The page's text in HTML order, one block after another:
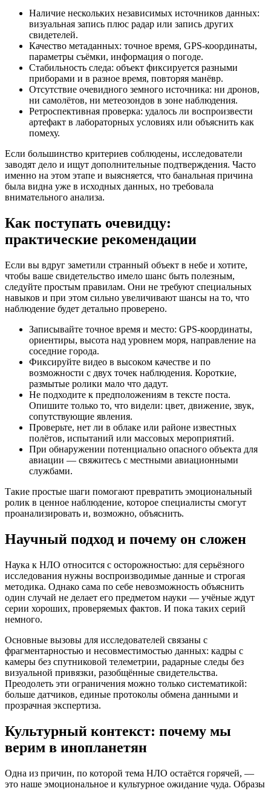
Наличие нескольких независимых источников данных:
визуальная запись плюс радар или запись других
свидетелей.
Качество метаданных: точное время, GPS-координаты,
параметры съёмки, информация о погоде.
Стабильность следа: объект фиксируется разными
приборами и в разное время, повторяя манёвр.
Отсутствие очевидного земного источника: ни дронов,
ни самолётов, ни метеозондов в зоне наблюдения.
Ретроспективная проверка: удалось ли воспроизвести
артефакт в лабораторных условиях или объяснить как
помеху.
Если большинство критериев соблюдены, исследователи
заводят дело и ищут дополнительные подтверждения. Часто
именно на этом этапе и выясняется, что банальная причина
была видна уже в исходных данных, но требовала
внимательного анализа.
Как поступать очевидцу:
практические рекомендации
Если вы вдруг заметили странный объект в небе и хотите,
чтобы ваше свидетельство имело шанс быть полезным,
следуйте простым правилам. Они не требуют специальных
навыков и при этом сильно увеличивают шансы на то, что
наблюдение будет детально проверено.
Записывайте точное время и место: GPS-координаты,
ориентиры, высота над уровнем моря, направление на
соседние города.
Фиксируйте видео в высоком качестве и по
возможности с двух точек наблюдения. Короткие,
размытые ролики мало что дадут.
Не подходите к предположениям в тексте поста.
Опишите только то, что видели: цвет, движение, звук,
сопутствующие явления.
Проверьте, нет ли в облаке или районе известных
полётов, испытаний или массовых мероприятий.
При обнаружении потенциально опасного объекта для
авиации — свяжитесь с местными авиационными
службами.
Такие простые шаги помогают превратить эмоциональный
ролик в ценное наблюдение, которое специалисты смогут
проанализировать и, возможно, объяснить.
Научный подход и почему он сложен
Наука к НЛО относится с осторожностью: для серьёзного
исследования нужны воспроизводимые данные и строгая
методика. Однако сама по себе невозможность объяснить
один случай не делает его предметом науки — учёные ждут
серии хороших, проверяемых фактов. И пока таких серий
немного.
Основные вызовы для исследователей связаны с
фрагментарностью и несовместимостью данных: кадры с
камеры без спутниковой телеметрии, радарные следы без
визуальной привязки, разобщённые свидетельства.
Преодолеть эти ограничения можно только систематикой:
больше датчиков, единые протоколы обмена данными и
прозрачная экспертиза.
Культурный контекст: почему мы
верим в инопланетян
Одна из причин, по которой тема НЛО остаётся горячей, —
это наше эмоциональное и культурное ожидание чуда. Образы